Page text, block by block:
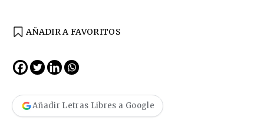
AÑADIR A FAVORITOS
Añadir Letras Libres a Google